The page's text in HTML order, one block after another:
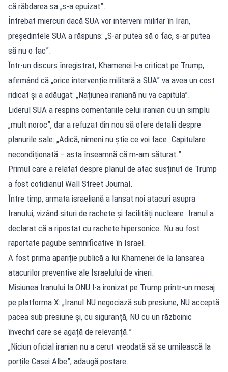
că răbdarea sa „s-a epuizat”.
Întrebat miercuri dacă SUA vor interveni militar în Iran,
președintele SUA a răspuns: „S-ar putea să o fac, s-ar putea
să nu o fac”.
Într-un discurs înregistrat, Khamenei l-a criticat pe Trump,
afirmând că „orice intervenție militară a SUA” va avea un cost
ridicat și a adăugat: „Națiunea iraniană nu va capitula”.
Liderul SUA a respins comentariile celui iranian cu un simplu
„mult noroc”, dar a refuzat din nou să ofere detalii despre
planurile sale: „Adică, nimeni nu știe ce voi face. Capitulare
necondiționată – asta înseamnă că m-am săturat.”
Primul care a relatat despre planul de atac susținut de Trump
a fost cotidianul Wall Street Journal.
Între timp, armata israeliană a lansat noi atacuri asupra
Iranului, vizând situri de rachete și facilități nucleare. Iranul a
declarat că a ripostat cu rachete hipersonice. Nu au fost
raportate pagube semnificative în Israel.
A fost prima apariție publică a lui Khamenei de la lansarea
atacurilor preventive ale Israelului de vineri.
Misiunea Iranului la ONU l-a ironizat pe Trump printr-un mesaj
pe platforma X: „Iranul NU negociază sub presiune, NU acceptă
pacea sub presiune și, cu siguranță, NU cu un războinic
învechit care se agață de relevanță.”
„Niciun oficial iranian nu a cerut vreodată să se umilească la
porțile Casei Albe”, adaugă postare.